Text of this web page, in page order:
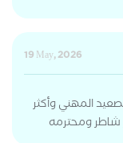
19 May, 2026
المهني وأكثر
شاطر ومحترمه